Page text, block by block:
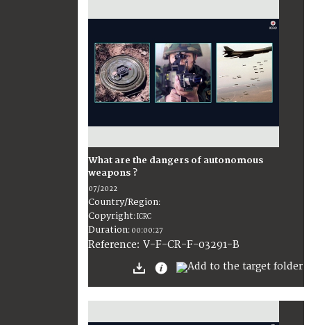
What are the dangers of autonomous
weapons ?
07/2022
Country/Region:
Copyright:ICRC
Duration: 00:00:27
Reference: V-F-CR-F-03291-B